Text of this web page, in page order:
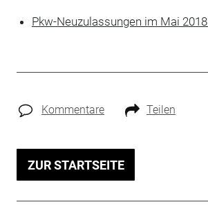
Pkw-Neuzulassungen im Mai 2018
Kommentare Teilen
ZUR STARTSEITE